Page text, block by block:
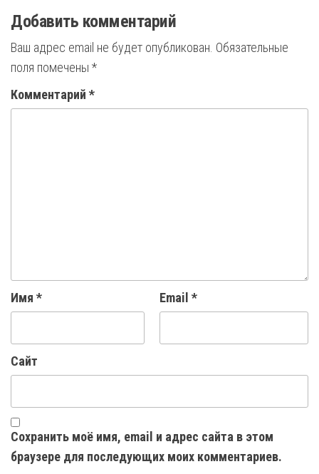
Добавить комментарий
Ваш адрес email не будет опубликован. Обязательные
поля помечены *
Комментарий *
Имя * Email *
Сайт
Сохранить моё имя, email и адрес сайта в этом
браузере для последующих моих комментариев.